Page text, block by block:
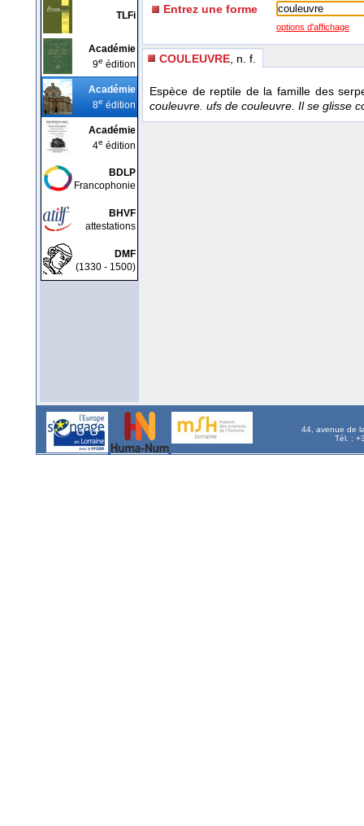
TLFi
Académie
9e édition
Académie
8e édition
Académie
4e édition
BDLP
Francophonie
BHVF
attestations
DMF
(1330 - 1500)
Entrez une forme
options d'affichage
COULEUVRE , n. f.
Espèce de reptile de la famille des
couleuvre. ufs de couleuvre. Il se glisse
44, avenue de
Tél. :